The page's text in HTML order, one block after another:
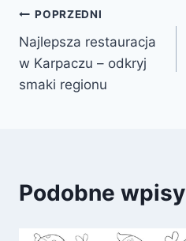
Nawigacja
wpisu
POPRZEDNI
Najlepsza restauracja
w Karpaczu – odkryj
smaki regionu
Podobne wpisy